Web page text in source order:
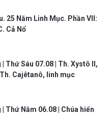
25 Năm Linh Mục. Phần VII:
Cả Nổ
| Thứ Sáu 07.08 | Th. Xystô II,
Cajêtanô, linh mục
| Thứ Năm 06.08 | Chúa hiển